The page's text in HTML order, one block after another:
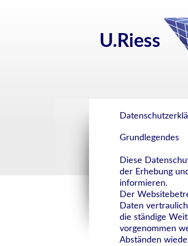
U.Riess
Grundlegendes
Diese
der Erhebung
informieren.
Der
Daten
die ständige
vorgenommen
Abständen